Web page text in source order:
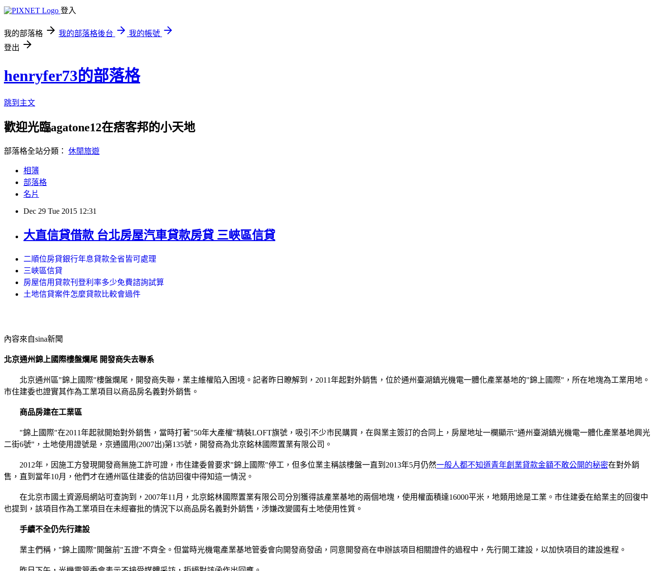
登入
我的部落格 我的部落格後台
我的帳號
登出
henryfer73的部落格
跳到主文
歡迎光臨agatone12在痞客邦的小天地
部落格全站分類： 休閒旅遊
相簿
部落格
名片
Dec 29 Tue 2015 12:31
大直信貸借款 台北房屋汽車貸款房貸 三峽區信貸
二順位房貸銀行年息貸款全省皆可處理
三峽區信貸
房屋信用貸款刊登利率多少免費諮詢試算
土地信貸案件怎麼貸款比較會過件
內容來自sina新聞
北京通州錦上國際樓盤爛尾 開發商失去聯系
北京通州區"錦上國際"樓盤爛尾，開發商失聯，業主維權陷入困境。記者昨日瞭解到，2011年起對外銷售，位於通州臺湖鎮光機電一體化產業基地的"錦上國際"，所在地塊為工業用地。
市住建委也證實其作為工業項目以商品房名義對外銷售。
商品房建在工業區
"錦上國際"在2011年起就開始對外銷售，當時打著"50年大產權"精裝LOFT旗號，吸引不少市民購買，在與業主簽訂的合同上，房屋地址一欄顯示"通州臺湖鎮光機電一體化產業基地興光
二街6號"，土地使用證號是，京通國用(2007出)第135號，開發商為北京銘林國際置業有限公司。
2012年，因施工方發現開發商無施工許可證，市住建委曾要求"錦上國際"停工，但多位業主稱該樓盤一直到2013年5月仍然一般人都不知道青年創業貸款金額不敢公開的秘密在對外銷
售，直到當年10月，他們才在通州區住建委的信訪回復中得知這一情況。
在北京市國土資源局網站可查詢到，2007年11月，北京銘林國際置業有限公司分別獲得該產業基地的兩個地塊，使用權面積達16000平米，地類用途是工業。市住建委在給業主的回復中
也提到，該項目作為工業項目在未經審批的情況下以商品房名義對外銷售，涉嫌改變國有土地使用性質。
手續不全仍先行建設
業主們稱，"錦上國際"開盤前"五證"不齊全。但當時光機電產業基地管委會向開發商發函，同意開發商在申辦該項目相關證件的過程中，先行開工建設，以加快項目的建設進程。